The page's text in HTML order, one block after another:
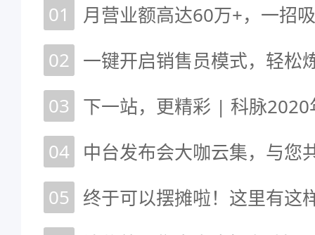
01
02 一键开启销售员模式，轻松
03
04
中台发布会大咖云集，与您
05
终于可以摆摊啦！这里有这